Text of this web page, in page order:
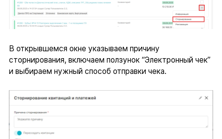
В открывшемся окне указываем причину
сторнирования, включаем ползунок “Электронный чек”
и выбираем нужный способ отправки чека.